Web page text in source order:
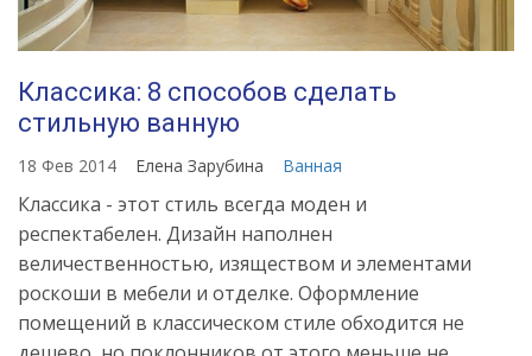
Классика: 8 способов сделать
стильную ванную
18 Фев 2014 Елена Зарубина Ванная
Классика - этот стиль всегда моден и
респектабелен. Дизайн наполнен
величественностью, изяществом и элементами
роскоши в мебели и отделке. Оформление
помещений в классическом стиле обходится не